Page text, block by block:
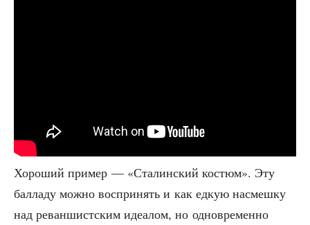
Хоро­ший при­мер — «Ста­лин­ский костюм». Эту
бал­ла­ду мож­но вос­при­нять и как едкую насмеш­ку
над реван­шист­ским иде­а­лом, но одно­вре­мен­но